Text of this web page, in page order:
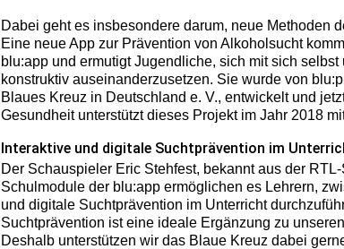
Dabei geht es insbesondere darum, neue Methoden
Eine neue App zur Prävention von Alkoholsucht
blu:app und ermutigt Jugendliche, sich mit sich
konstruktiv auseinanderzusetzen. Sie wurde von
Blaues Kreuz in Deutschland e. V., entwickelt und
Gesundheit unterstützt dieses Projekt im Jahr 2018
Interaktive und digitale Suchtprävention im
Der Schauspieler Eric Stehfest, bekannt aus der
Schulmodule der blu:app ermöglichen es Lehrern,
und digitale Suchtprävention im Unterricht
Suchtprävention ist eine ideale Ergänzung zu
Deshalb unterstützen wir das Blaue Kreuz dabei